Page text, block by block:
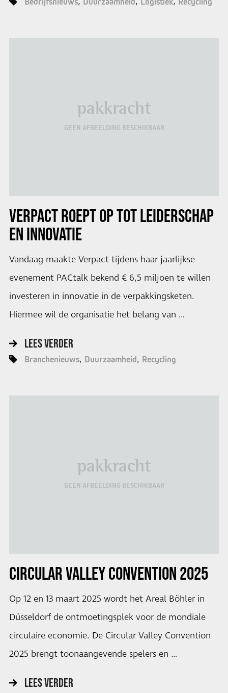
pakkracht
GEEN AFBEELDING BESCHIKBAAR
VERPACT ROEPT OP TOT LEIDERSCHAP
EN INNOVATIE
Vandaag maakte Verpact tijdens haar jaarlijkse
evenement PACtalk bekend € 6,5 miljoen te willen
investeren in innovatie in de verpakkingsketen.
Hiermee wil de organisatie het belang van …
LEES VERDER
Branchenieuws Duurzaamheid Recycling
pakkracht
GEEN AFBEELDING BESCHIKBAAR
CIRCULAR VALLEY CONVENTION 2025
Op 12 en 13 maart 2025 wordt het Areal Böhler in
Düsseldorf de ontmoetingsplek voor de mondiale
circulaire economie. De Circular Valley Convention
2025 brengt toonaangevende spelers en …
LEES VERDER